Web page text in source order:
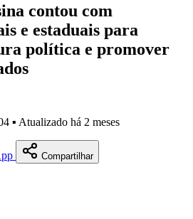
contou com
e estaduais para
política e promover
▪ Atualizado há 2 meses
Compartilhar